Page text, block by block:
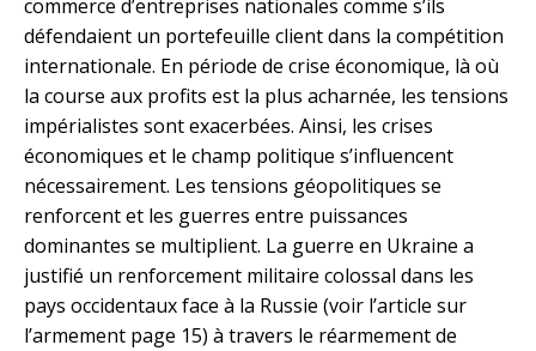
commerce d’entreprises nationales comme s’ils
défendaient un portefeuille client dans la compétition
internationale. En période de crise économique, là où
la course aux profits est la plus acharnée, les tensions
impérialistes sont exacerbées. Ainsi, les crises
économiques et le champ politique s’influencent
nécessairement. Les tensions géopolitiques se
renforcent et les guerres entre puissances
dominantes se multiplient. La guerre en Ukraine a
justifié un renforcement militaire colossal dans les
pays occidentaux face à la Russie (voir l’article sur
l’armement page 15) à travers le réarmement de